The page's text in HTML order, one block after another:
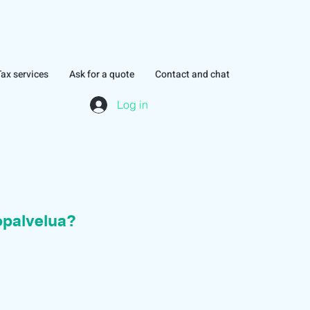
services Ask for a quote Contact and chat
Log in